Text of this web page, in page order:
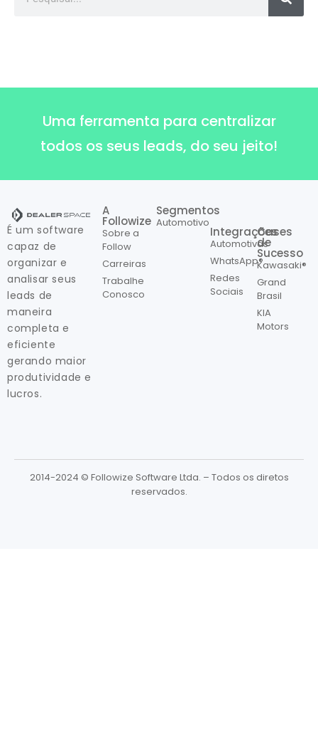
Uma ferramenta para centralizar
todos os seus leads, do seu jeito!
É um software
capaz de
organizar e
analisar seus
leads de
maneira
completa e
eficiente
gerando maior
produtividade e
lucros.
A
Followize
Sobre a
Follow
Carreiras
Trabalhe
Conosco
Segmentos
Automotivo
Integrações
Automotivas
WhatsApp®
Redes
Sociais
Cases
de
Sucesso
Kawasaki®
Grand
Brasil
KIA
Motors
2014-2024 © Followize Software Ltda. – Todos os diretos
reservados.